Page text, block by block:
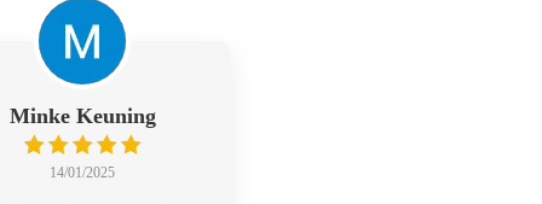
Minke Keuning
14/01/2025